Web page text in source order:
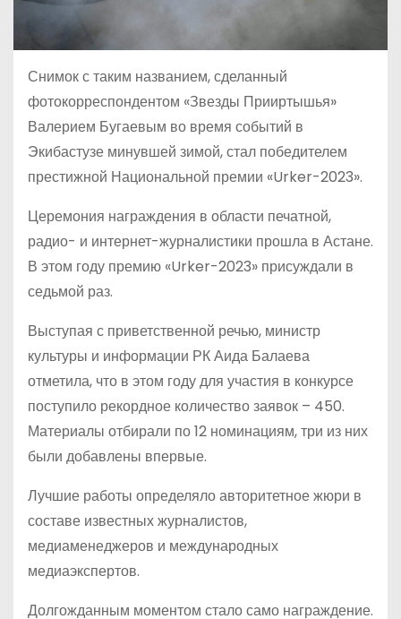
Снимок с таким названием, сделанный
фотокорреспондентом «Звезды Прииртышья»
Валерием Бугаевым во время событий в
Экибастузе минувшей зимой, стал победителем
престижной Национальной премии «Urker-2023».
Церемония награждения в области печатной,
радио- и интернет-журналистики прошла в Астане.
В этом году премию «Urker-2023» присуждали в
седьмой раз.
Выступая с приветственной речью, министр
культуры и информации РК Аида Балаева
отметила, что в этом году для участия в конкурсе
поступило рекордное количество заявок – 450.
Материалы отбирали по 12 номинациям, три из них
были добавлены впервые.
Лучшие работы определяло авторитетное жюри в
составе известных журналистов,
медиаменеджеров и международных
медиаэкспертов.
Долгожданным моментом стало само награждение.